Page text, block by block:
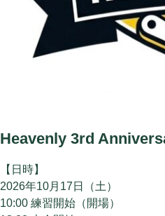
Heavenly 3rd
【日時】
2026年10月17日（土）
10:00 練習開始（開場）